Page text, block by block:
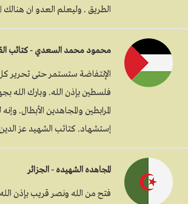
الطريق . وليعلم العدو ان هنالك
محمود محمد السعدي - كتائب
الإنتفاضة ستستمر حتى تحرير
فلسطين بإذن الله. وبارك الله
المرابطين والمجاهدين الأبطال.
إستشهاد. كتائب الشهيد عز
المجاهده الشهيده - الجزائر
فتح من الله ونصر قريب بإذن الله